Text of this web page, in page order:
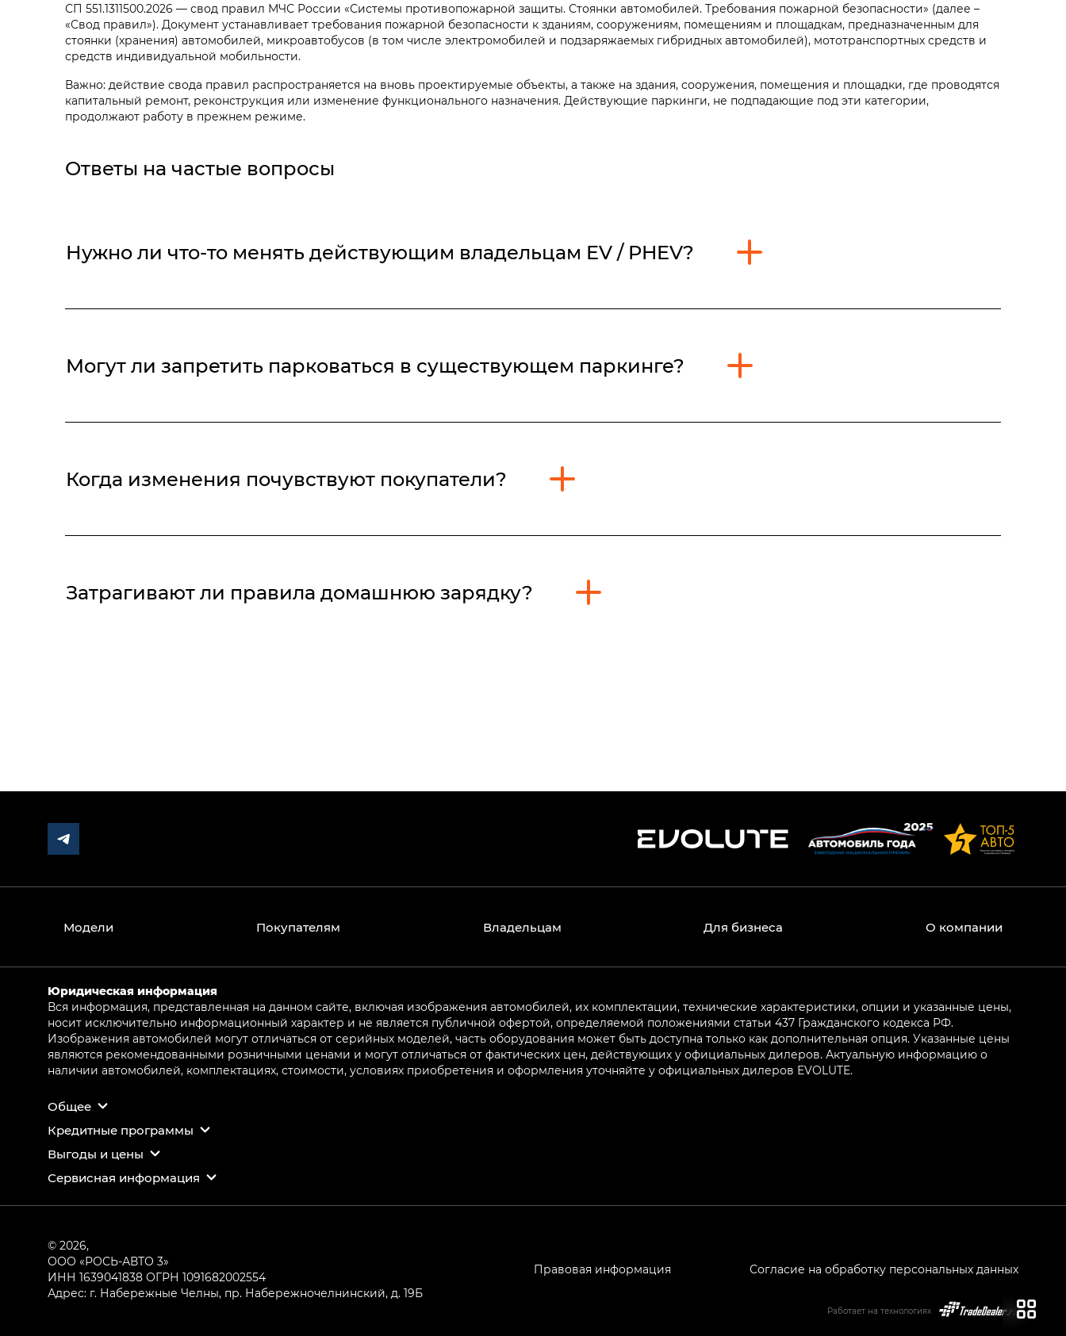
СП 551.1311500.2026 — свод правил МЧС России «Системы противопожарной защиты. Стоянки автомобилей. Требования пожарной безопасности» (далее –
«Свод правил»). Документ устанавливает требования пожарной безопасности к зданиям, сооружениям, помещениям и площадкам, предназначенным для
стоянки (хранения) автомобилей, микроавтобусов (в том числе электромобилей и подзаряжаемых гибридных автомобилей), мототранспортных средств и
средств индивидуальной мобильности.
Важно: действие свода правил распространяется на вновь проектируемые объекты, а также на здания, сооружения, помещения и площадки, где проводятся
капитальный ремонт, реконструкция или изменение функционального назначения. Действующие паркинги, не подпадающие под эти категории,
продолжают работу в прежнем режиме.
Ответы на частые вопросы
Нужно ли что-то менять действующим владельцам EV / PHEV?
Могут ли запретить парковаться в существующем паркинге?
Когда изменения почувствуют покупатели?
Затрагивают ли правила домашнюю зарядку?
Модели Покупателям Владельцам Для бизнеса О компании
Юридическая информация
Вся информация, представленная на данном сайте, включая изображения автомобилей, их комплектации, технические характеристики, опции и указанные цены,
носит исключительно информационный характер и не является публичной офертой, определяемой положениями статьи 437 Гражданского кодекса РФ.
Изображения автомобилей могут отличаться от серийных моделей, часть оборудования может быть доступна только как дополнительная опция. Указанные цены
являются рекомендованными розничными ценами и могут отличаться от фактических цен, действующих у официальных дилеров. Актуальную информацию о
наличии автомобилей, комплектациях, стоимости, условиях приобретения и оформления уточняйте у официальных дилеров EVOLUTE.
Общее
Кредитные программы
Выгоды и цены
Сервисная информация
© 2026,
ООО «РОСЬ-АВТО 3»
ИНН 1639041838 ОГРН 1091682002554
Адрес: г. Набережные Челны, пр. Набережночелнинский, д. 19Б
Правовая информация Согласие на обработку персональных данных
Работает на технологиях